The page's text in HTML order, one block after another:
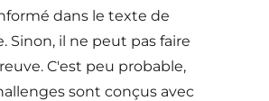
dans le texte de
Sinon, il ne peut pas faire
C'est peu probable,
sont conçus avec